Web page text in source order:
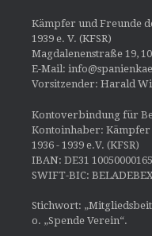
Kämpfer und Freunde
1939 e. V. (KFSR)
Magdalenenstraße 19,
E-Mail:
Vorsitzender: Harald
Kontoverbindung für
Kontoinhaber: Kämpfer
1936 - 1939 e.V. (KFSR)
IBAN: DE31
SWIFT-BIC:
Stichwort:
o. „Spende Verein“.